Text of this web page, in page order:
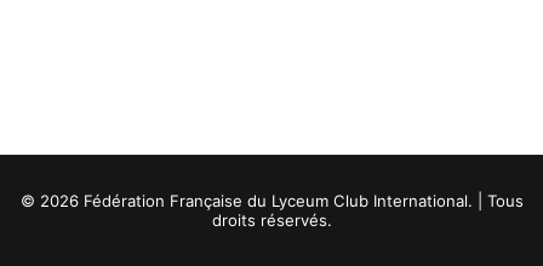
© 2026 Fédération Française du Lyceum Club International. | Tous
droits réservés.